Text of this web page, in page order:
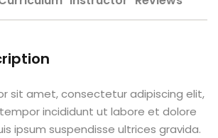
sit amet, consectetur adipiscing elit,
incididunt ut labore et dolore
ipsum suspendisse ultrices gravida.